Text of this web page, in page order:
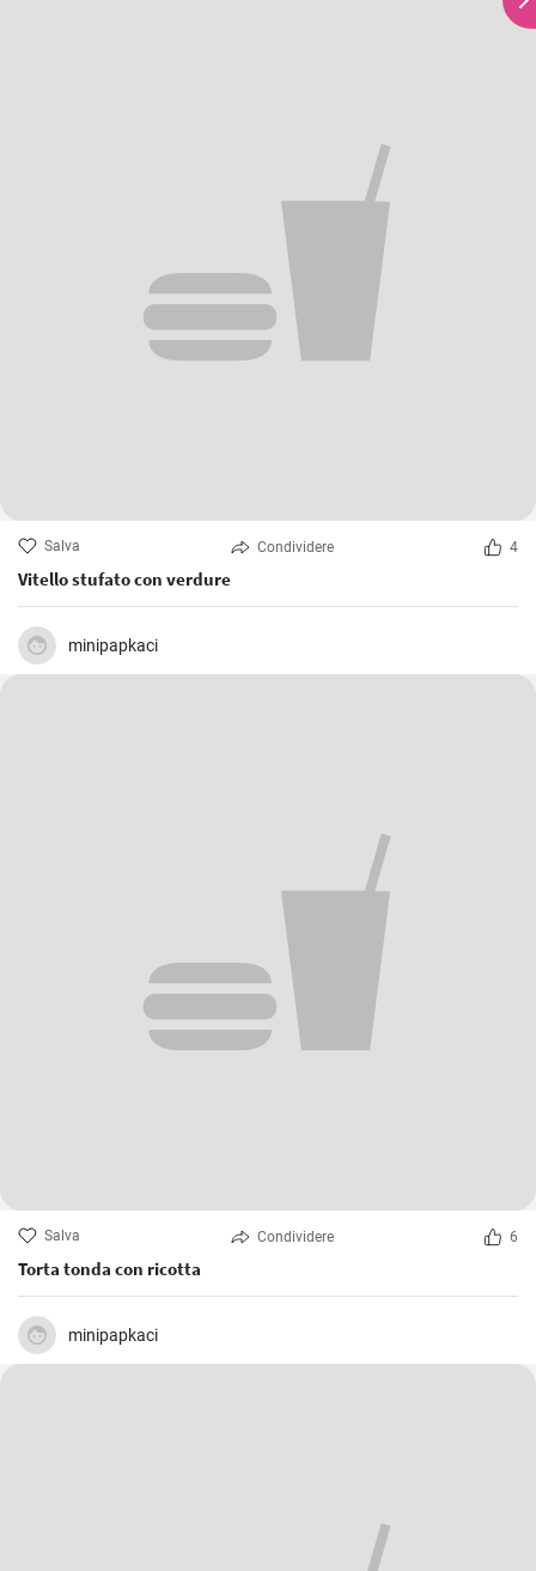
Salva Condividere 4
Vitello stufato con verdure
minipapkaci
Salva Condividere 6
Torta tonda con ricotta
minipapkaci